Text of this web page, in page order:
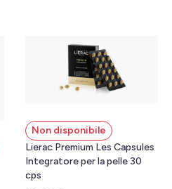
Non disponibile
Lierac Premium Les Capsules
Integratore per la pelle 30
cps